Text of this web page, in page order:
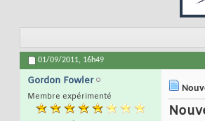
01/09/2011, 16h49
Gordon Fowler
Membre expérimenté